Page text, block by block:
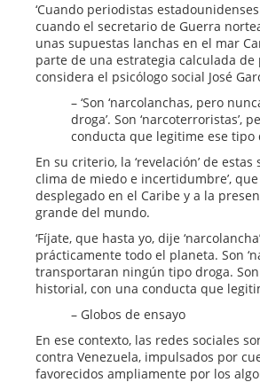
‘Cuando periodistas
cuando el secretario de Guerra
unas supuestas lanchas en el mar
parte de una estrategia calculada de
considera el psicólogo social José
– ‘Son ‘narcolanchas, pero
droga’. Son
conducta que legitime ese tipo
En su criterio, la ‘revelación’ de
clima de miedo e incertidumbre’,
desplegado en el Caribe y a la
grande del mundo.
‘Fíjate, que hasta yo, dije
prácticamente todo el planeta. Son
transportaran ningún tipo droga.
historial, con una conducta que
– Globos de ensayo
En ese contexto, las redes sociales
contra Venezuela, impulsados por
favorecidos ampliamente por los